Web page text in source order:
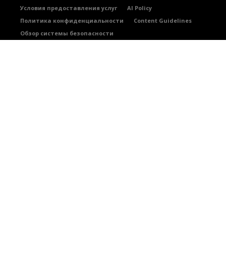
Условия предоставления услуг
AI Policy
Политика конфиденциальности
Content Guidelines
Обзор системы безопасности